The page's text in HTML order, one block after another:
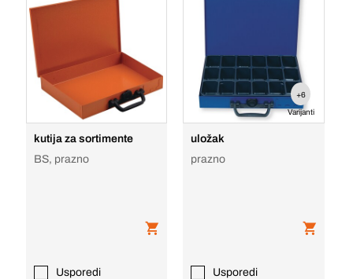
kutija za sortimente
BS, prazno
Usporedi
+6
Varijanti
uložak
prazno
Usporedi